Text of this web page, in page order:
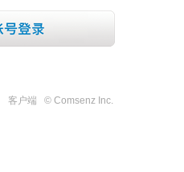
客户端 © Comsenz Inc.